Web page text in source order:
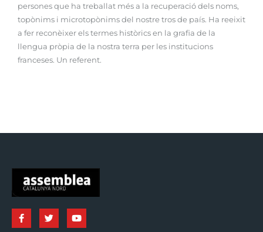
persones que ha treballat més a la recuperació dels noms,
topònims i microtopònims del nostre tros de país. Ha reeixit
a fer reconèixer els termes històrics en la grafia de la
llengua pròpia de la nostra terra per les institucions
franceses. Un referent.